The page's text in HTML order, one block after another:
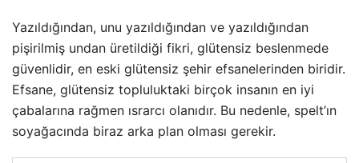
Yazıldığından, unu yazıldığından ve yazıldığından
pişirilmiş undan üretildiği fikri, glütensiz beslenmede
güvenlidir, en eski glütensiz şehir efsanelerinden biridir.
Efsane, glütensiz topluluktaki birçok insanın en iyi
çabalarına rağmen ısrarcı olanıdır. Bu nedenle, spelt’ın
soyağacında biraz arka plan olması gerekir.